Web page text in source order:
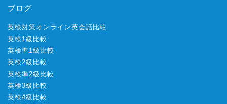
ブログ
英検対策オンライン英会話比較
英検1級比較
英検準1級比較
英検2級比較
英検準2級比較
英検3級比較
英検4級比較